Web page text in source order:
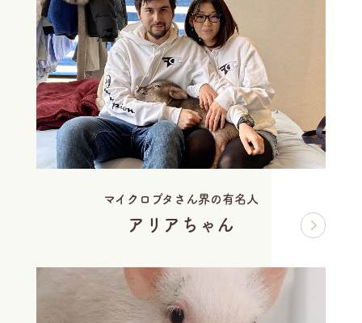
マイクロブタさん界の有名人
アリアちゃん